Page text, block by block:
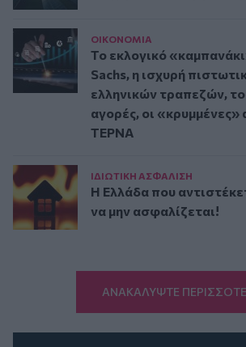
ΟΙΚΟΝΟΜΙΑ
Το εκλογικό
Sachs, η ισχυρή
ελληνικών τραπεζών,
αγορές, οι «κρυμμένες»
ΤΕΡΝΑ
ΙΔΙΩΤΙΚΗ ΑΣΦAΛΙΣΗ
Η Ελλάδα που
να μην ασφαλίζεται!
ΑΝΑΚΑΛΥΨΤΕ